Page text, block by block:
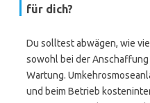
für dich?
Du solltest abwägen, wie
sowohl bei der
Wartung.
und beim Betrieb